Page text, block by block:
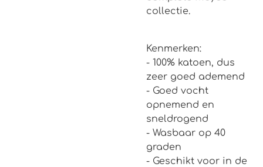
collectie.
Kenmerken:
- 100% katoen, dus
zeer goed ademend
- Goed vocht
opnemend en
sneldrogend
- Wasbaar op 40
graden
- Geschikt voor in de